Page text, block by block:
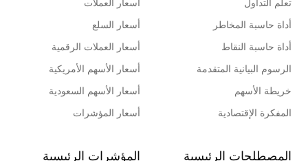
أداة حاسبة المخاطر
أداة حاسبة النقاط
الرسوم البيانية المتقدمة
خريطة الأسهم
المفكرة الإقتصادية
أسعار السلع
أسعار العملات الرقمية
أسعار الأسهم الأمريكية
أسعار الأسهم السعودية
أسعار المؤشرات
المصطلحات الرئيسية المؤشرات الرئيسية